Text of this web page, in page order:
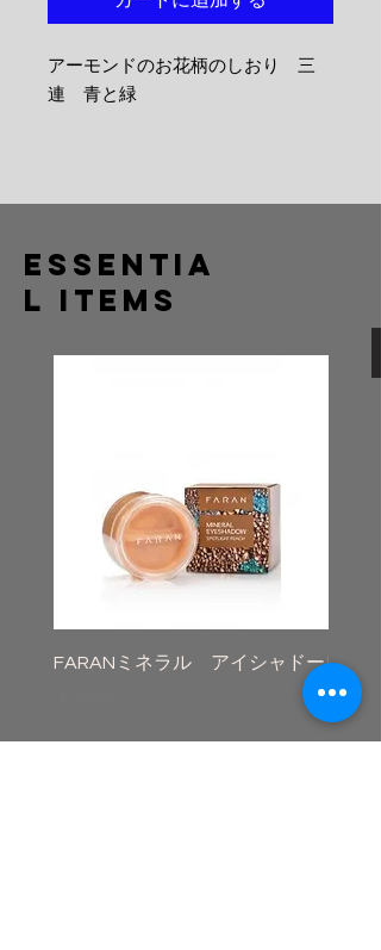
アーモンドのお花柄のしおり 三
連 青と緑
Essentia
l Items
FARANミネラル アイシャドー
価格
￥